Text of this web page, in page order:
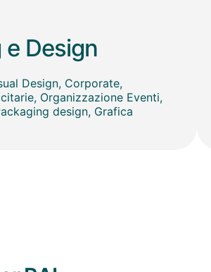
Design
Design, Corporate,
Organizzazione Eventi,
design, Grafica